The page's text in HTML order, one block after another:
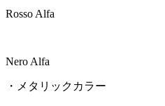
Rosso Alfa
Nero Alfa
・メタリックカラー